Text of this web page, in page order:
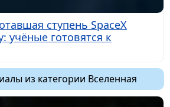
ступень SpaceX
учёные готовятся к
из категории Вселенная